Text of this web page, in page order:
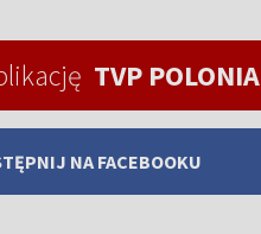
TVP POLONIA
NA FACEBOOKU